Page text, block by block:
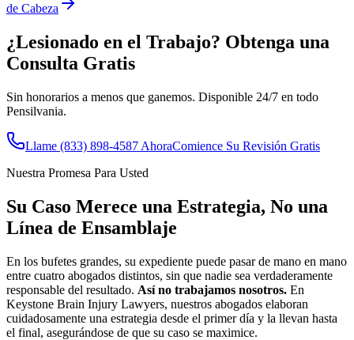
de Cabeza
¿Lesionado en el Trabajo? Obtenga una
Consulta Gratis
Sin honorarios a menos que ganemos. Disponible 24/7 en todo
Pensilvania.
Llame (833) 898-4587 AhoraComience Su Revisión Gratis
Nuestra Promesa Para Usted
Su Caso Merece una Estrategia, No una
Línea de Ensamblaje
En los bufetes grandes, su expediente puede pasar de mano en mano
entre cuatro abogados distintos, sin que nadie sea verdaderamente
responsable del resultado. Así no trabajamos nosotros. En
Keystone Brain Injury Lawyers, nuestros abogados elaboran
cuidadosamente una estrategia desde el primer día y la llevan hasta
el final, asegurándose de que su caso se maximice.